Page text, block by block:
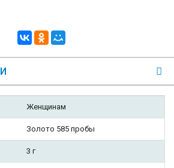
Женщинам
Золото 585 пробы
3 г